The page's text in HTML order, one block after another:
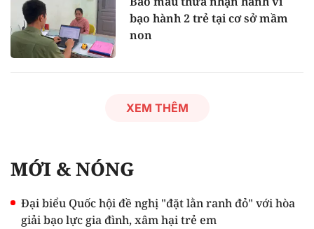
bạo hành 2 trẻ tại cơ sở mầm
non
XEM THÊM
MỚI & NÓNG
Đại biểu Quốc hội đề nghị "đặt lằn ranh đỏ" với hòa
giải bạo lực gia đình, xâm hại trẻ em